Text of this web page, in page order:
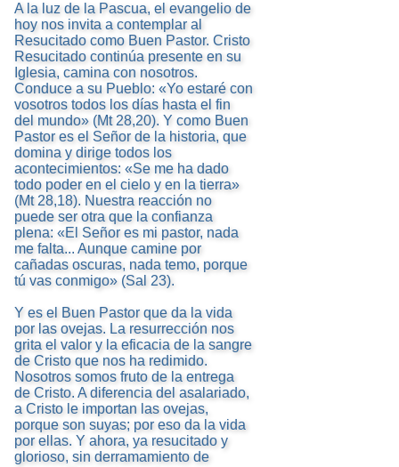
A la luz de la Pascua, el evangelio de
hoy nos invita a contemplar al
Resucitado como Buen Pastor. Cristo
Resucitado continúa presente en su
Iglesia, camina con nosotros.
Conduce a su Pueblo: «Yo estaré con
vosotros todos los días hasta el fin
del mundo» (Mt 28,20). Y como Buen
Pastor es el Señor de la historia, que
domina y dirige todos los
acontecimientos: «Se me ha dado
todo poder en el cielo y en la tierra»
(Mt 28,18). Nuestra reacción no
puede ser otra que la confianza
plena: «El Señor es mi pastor, nada
me falta... Aunque camine por
cañadas oscuras, nada temo, porque
tú vas conmigo» (Sal 23).
Y es el Buen Pastor que da la vida
por las ovejas. La resurrección nos
grita el valor y la eficacia de la sangre
de Cristo que nos ha redimido.
Nosotros somos fruto de la entrega
de Cristo. A diferencia del asalariado,
a Cristo le importan las ovejas,
porque son suyas; por eso da la vida
por ellas. Y ahora, ya resucitado y
glorioso, sin derramamiento de